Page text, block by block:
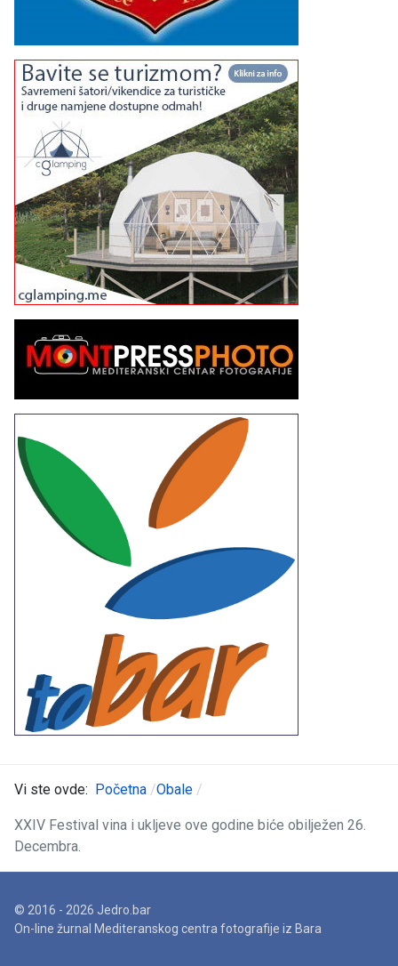
Vi ste ovde: Početna Obale
XXIV Festival vina i ukljeve ove godine biće obilježen 26.
Decembra.
© 2016 - 2026 Jedro.bar
On-line žurnal Mediteranskog centra fotografije iz Bara